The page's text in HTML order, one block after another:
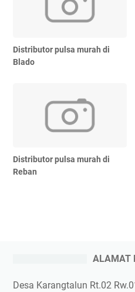
Distributor pulsa murah di
Blado
Distributor pulsa murah di
Reban
ALAMAT
Desa Karangtalun Rt.02